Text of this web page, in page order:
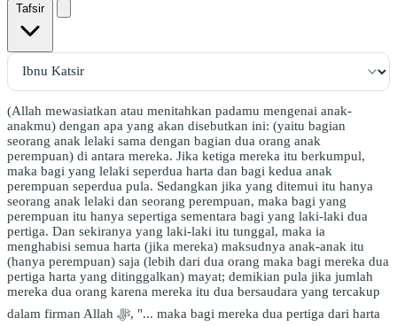
Tafsir
(Allah mewasiatkan atau menitahkan padamu mengenai anak-
anakmu) dengan apa yang akan disebutkan ini: (yaitu bagian
seorang anak lelaki sama dengan bagian dua orang anak
perempuan) di antara mereka. Jika ketiga mereka itu berkumpul,
maka bagi yang lelaki seperdua harta dan bagi kedua anak
perempuan seperdua pula. Sedangkan jika yang ditemui itu hanya
seorang anak lelaki dan seorang perempuan, maka bagi yang
perempuan itu hanya sepertiga sementara bagi yang laki-laki dua
pertiga. Dan sekiranya yang laki-laki itu tunggal, maka ia
menghabisi semua harta (jika mereka) maksudnya anak-anak itu
(hanya perempuan) saja (lebih dari dua orang maka bagi mereka dua
pertiga harta yang ditinggalkan) mayat; demikian pula jika jumlah
mereka dua orang karena mereka itu dua bersaudara yang tercakup
dalam firman Allah ﷻ, "... maka bagi mereka dua pertiga dari harta